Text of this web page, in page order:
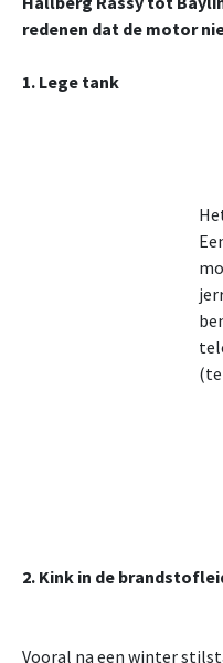
redenen dat de motor
1. Lege tank
2. Kink in de
Vooral na een winter